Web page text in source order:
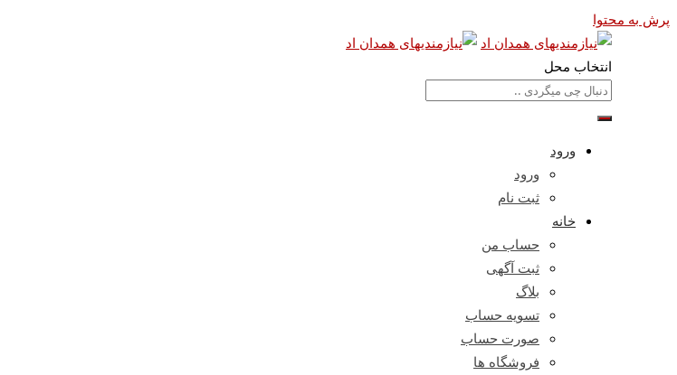
پرش به محتوا
انتخاب محل
ورود
ورود
ثبت نام
خانه
حساب من
ثبت آگهی
بلاگ
تسویه حساب
صورت حساب
فروشگاه ها